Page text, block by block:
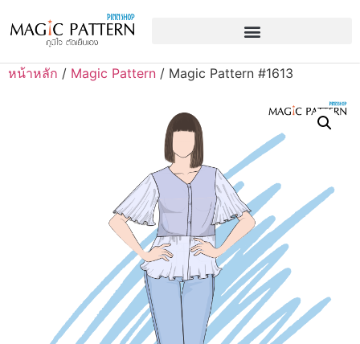
หน้าหลัก / Magic Pattern / Magic Pattern #1613